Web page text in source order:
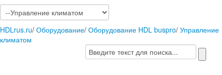
HDLrus.ru/ Оборудование/ Оборудование HDL buspro/ Управление
климатом